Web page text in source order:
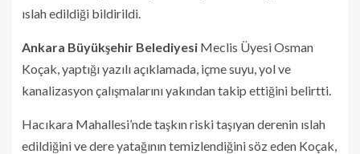
ıslah edildiği bildirildi.
Ankara Büyükşehir Belediyesi Meclis Üyesi Osman
Koçak, yaptığı yazılı açıklamada, içme suyu, yol ve
kanalizasyon çalışmalarını yakından takip ettiğini belirtti.
Hacıkara Mahallesi’nde taşkın riski taşıyan derenin ıslah
edildiğini ve dere yatağının temizlendiğini söz eden Koçak,